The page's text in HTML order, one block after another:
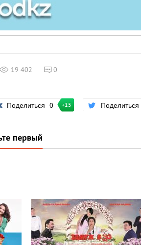
19 402 0
Поделиться 0 +15 Поделиться
первый